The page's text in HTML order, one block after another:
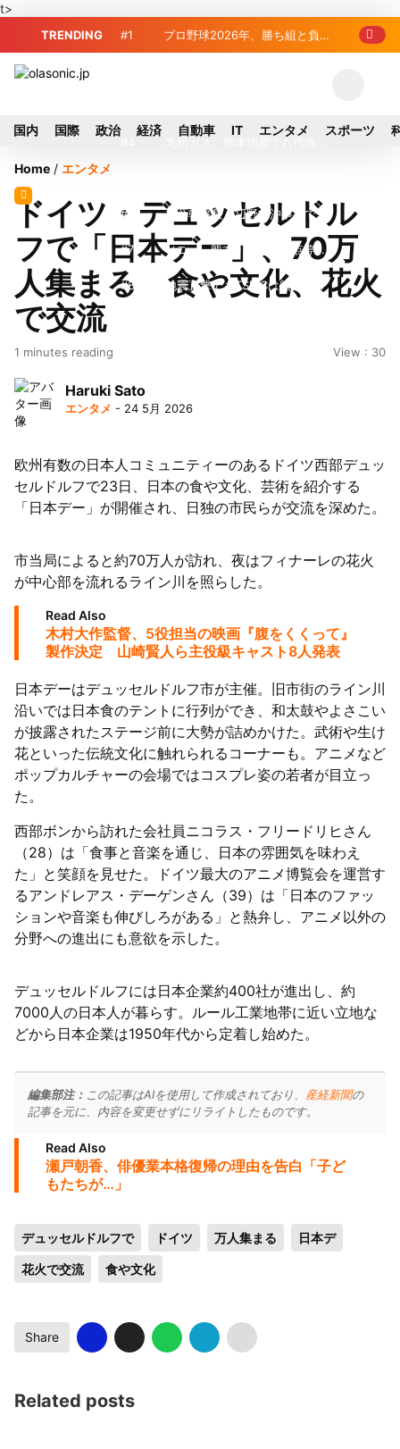
t>
TRENDING #1 プロ野球2026年、勝ち組と負け
由に
月1日付人事異動を発表
#6 榛葉幹事長、辺野古沖事故で
「地元メディアの報道不足」指摘 那覇
訪問中
#7 ソニー、熊本・菊陽町拠点停
止 復旧見通し立たず 半導体集積地に
#8 地震直撃でもTSMCは熊本を見
放送・配信日程まとめ
国内 国際 政治 経済 自動車 IT エンタメ スポーツ
Home / エンタメ
ドイツ・デュッセルドル
フで「日本デー」、70万
人集まる 食や文化、花火
で交流
1 minutes reading View : 30
Haruki Sato
エンタメ - 24 5月 2026
欧州有数の日本人コミュニティーのあるドイツ西部デュッ
セルドルフで23日、日本の食や文化、芸術を紹介する
「日本デー」が開催され、日独の市民らが交流を深めた。
市当局によると約70万人が訪れ、夜はフィナーレの花火
が中心部を流れるライン川を照らした。
Read Also
木村大作監督、5役担当の映画『腹をくくって』
製作決定 山崎賢人ら主役級キャスト8人発表
日本デーはデュッセルドルフ市が主催。旧市街のライン川
沿いでは日本食のテントに行列ができ、和太鼓やよさこい
が披露されたステージ前に大勢が詰めかけた。武術や生け
花といった伝統文化に触れられるコーナーも。アニメなど
ポップカルチャーの会場ではコスプレ姿の若者が目立っ
た。
西部ボンから訪れた会社員ニコラス・フリードリヒさん
（28）は「食事と音楽を通じ、日本の雰囲気を味わえ
た」と笑顔を見せた。ドイツ最大のアニメ博覧会を運営す
るアンドレアス・デーゲンさん（39）は「日本のファッ
ションや音楽も伸びしろがある」と熱弁し、アニメ以外の
分野への進出にも意欲を示した。
デュッセルドルフには日本企業約400社が進出し、約
7000人の日本人が暮らす。ルール工業地帯に近い立地な
どから日本企業は1950年代から定着し始めた。
編集部注： この記事はAIを使用して作成されており、 産経新聞の
記事を元に、内容を変更せずにリライトしたものです。
Read Also
瀬戸朝香、俳優業本格復帰の理由を告白「子ど
もたちが…」
デュッセルドルフで ドイツ 万人集まる 日本デ
花火で交流 食や文化
Share
Related posts